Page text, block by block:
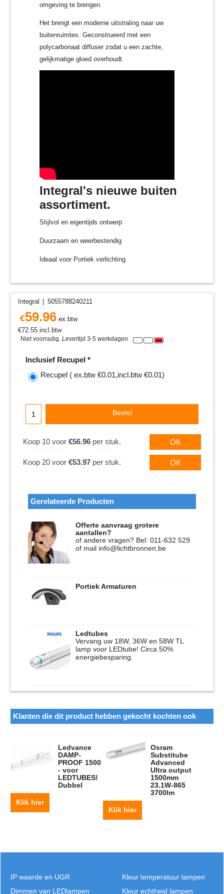
omgeving te brengen.
Het brengt een moderne uitstraling naar uw
buitenruimtes. Geconstrueerd met een
polycarbonaat diffuser zodat u een zachte,
gelijkmatige gloed overhoudt.
Integral's nieuwe buiten
assortiment.
Stijlvol en eigentijds ontwerp
Duurzaam en weerbestendig
Ideaal voor Portiek verlichting
Integral 5055788240211
€59.96 ex.btw
€72.55 incl.btw
Niet voorradig. Levertijd 3-5 werkdagen
Inclusief Recupel *
Recupel ( ex.btw €0.01,incl.btw €0.01)
Bestel
Koop 10 voor €56.96 per stuk. OK
Koop 20 voor €53.97 per stuk. OK
Gerelateerde Producten
Offerte aanvraag grotere
aantallen?
of andere vragen? Bel: 011-632 529
of mail info@lichtbronnen.be
Portiek Armaturen
Ledtubes
Vervang uw 18W, 36W en 58W TL
lamp voor LEDtube! Circa 50%
energiebesparing.
Klanten die dit product hebben gekocht kochten ook
Ledvance
DAMP-
PROOF 1500
- voor
LEDTUBES!
Dubbel
Klik hier
Osram
Substitube
Advanced
Ultra output
1500mm
23.1W-865
3700lm
Klik hier
Kleur temperatuur lampen
Kleur echtheid lampen
IP waarde en UGR
Dimmen van LEDlampen